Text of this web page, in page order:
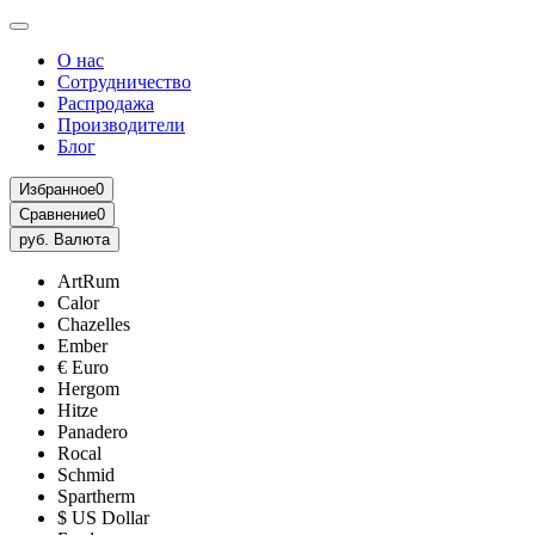
О нас
Сотрудничество
Распродажа
Производители
Блог
Избранное0
Сравнение0
руб. Валюта
ArtRum
Calor
Chazelles
Ember
€ Euro
Hergom
Hitze
Panadero
Rocal
Schmid
Spartherm
$ US Dollar